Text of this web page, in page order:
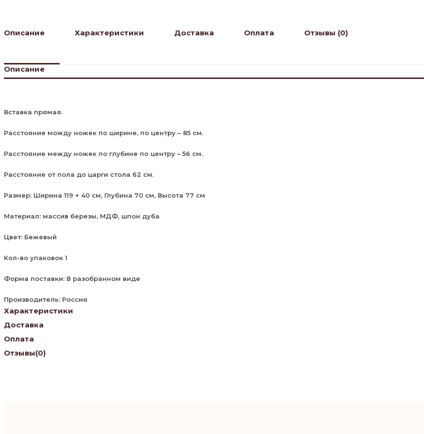
Описание Характеристики Доставка Оплата Отзывы (0)
Описание
Вставка прямая.
Расстояние можду ножек по ширине, по центру – 85 см.
Расстояние между ножек по глубине по центру – 56 см.
Расстояние от пола до царги стола 62 см.
Размер: Ширина 119 + 40 см, Глубина 70 см, Высота 77 см
Материал: массив березы, МДФ, шпон дуба
Цвет: Бежевый
Кол-во упаковок 1
Форма поставки: В разобранном виде
Производитель: Россия
Характеристики
Доставка
Оплата
Отзывы(0)